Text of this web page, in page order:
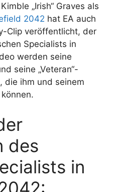
„Irish“ Graves als
2042 hat EA auch
Clip veröffentlicht, der
Specialists in
werden seine
seine „Veteran“-
die ihm und seinem
des
in